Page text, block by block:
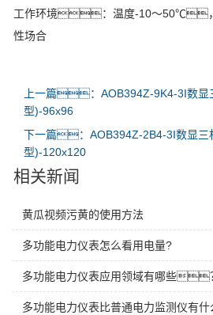
工作环境：温度-10～50℃，
性场合
上一篇：AOB394Z-9K4-3I数显
型)-96x96
下一篇：AOB394Z-2B4-3I数显三
型)-120x120
相关新闻
黄瓜视频污黄的使用方法
多功能电力仪表怎么看用电量?
多功能电力仪表应用领域有哪些
多功能电力仪表比普通电力监测仪有